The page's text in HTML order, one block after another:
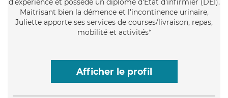
d'expérience et possède un diplôme d'Etat d'infirmier (DEI).
Maitrisant bien la démence et l'incontinence urinaire,
Juliette apporte ses services de courses/livraison, repas,
mobilité et activités*
Afficher le profil